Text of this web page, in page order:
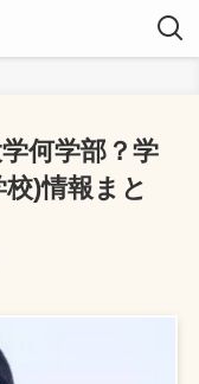
何学部？学
)情報まと